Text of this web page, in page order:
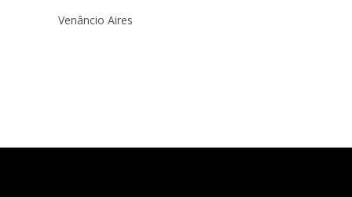
Venâncio Aires